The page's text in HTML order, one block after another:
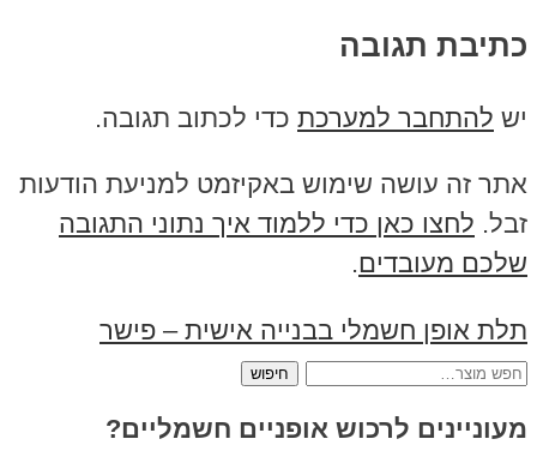
כתיבת תגובה
יש להתחבר למערכת כדי לכתוב תגובה.
אתר זה עושה שימוש באקיזמט למניעת הודעות
זבל. לחצו כאן כדי ללמוד איך נתוני התגובה
שלכם מעובדים.
תלת אופן חשמלי בבנייה אישית – פישר
חיפוש
מעוניינים לרכוש אופניים חשמליים?